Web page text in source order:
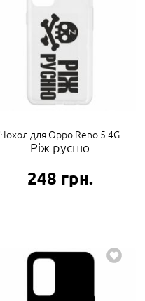
Чохол для Oppo Reno 5 4G
Ріж русню
248 грн.